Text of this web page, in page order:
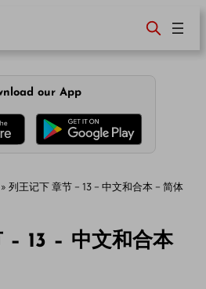
our App
» 列王记下 章节 – 13 – 中文和合本 – 简体
– 13 – 中文和合本